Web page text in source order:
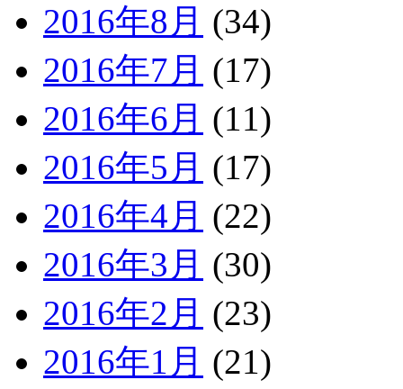
2016年8月 (34)
2016年7月 (17)
2016年6月 (11)
2016年5月 (17)
2016年4月 (22)
2016年3月 (30)
2016年2月 (23)
2016年1月 (21)